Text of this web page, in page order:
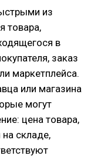
из
товара,
в
заказ
маркетплейса.
или магазина
могут
цена товара,
на складе,